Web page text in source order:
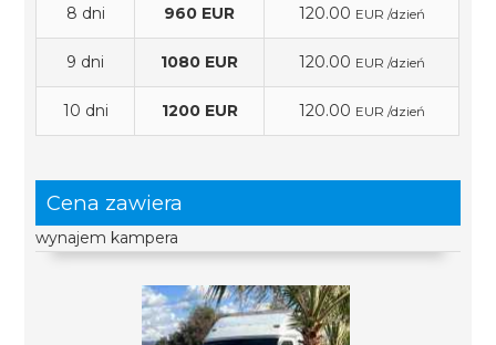
8 dni 960 EUR 120.00 EUR /dzień
9 dni 1080 EUR 120.00 EUR /dzień
10 dni 1200 EUR 120.00 EUR /dzień
Cena zawiera
wynajem kampera